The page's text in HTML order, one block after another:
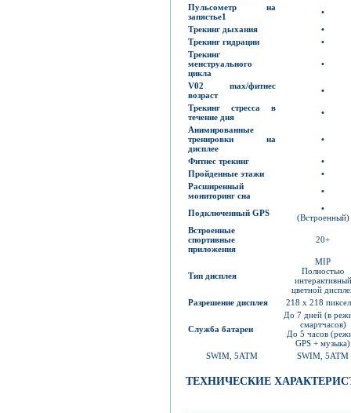
Пульсометр на
запястье1
•
Трекинг дыхания
•
Трекинг гидрации
•
Трекинг
менструального
цикла
•
V02 max/фитнес
возраст
•
Трекинг стресса в
течение дня
•
Анимированные
тренировки на
дисплее
•
Фитнес трекинг
•
Пройденные этажи
•
Расширенный
мониторинг сна
•
Подключенный GPS
•
(Встроенный)
Встроенные
спортивные
приложения
20+
Тип дисплея
MIP
Полностью
интерактивный
цветной
Разрешение дисплея
218 x 218
Служба батареи
До 7 дней (в
смартчасов)
До 5 часов
GPS + музыка)
SWIM, 5ATM
SWIM, 5ATM
ТЕХНИЧЕСКИЕ